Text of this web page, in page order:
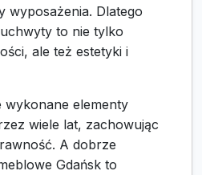
wyposażenia. Dlatego
to nie tylko
ale też estetyki i
wykonane elementy
wiele lat, zachowując
A dobrze
Gdańsk to